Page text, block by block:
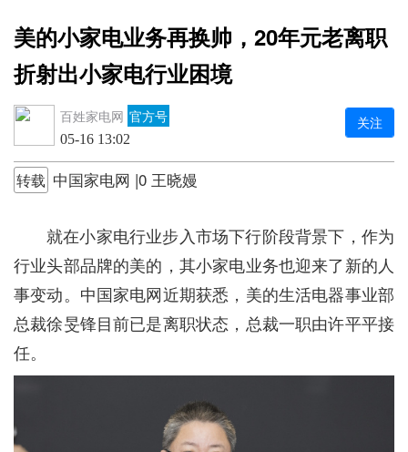
美的小家电业务再换帅，20年元老离职
折射出小家电行业困境
百姓家电网 官方号
05-16 13:02
关注
转载 中国家电网 |0 王晓嫚
就在小家电行业步入市场下行阶段背景下，作为
行业头部品牌的美的，其小家电业务也迎来了新的人
事变动。中国家电网近期获悉，美的生活电器事业部
总裁徐旻锋目前已是离职状态，总裁一职由许平平接
任。